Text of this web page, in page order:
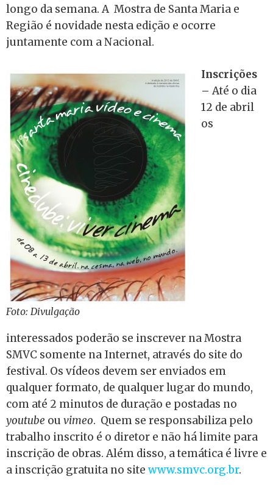
longo da semana. A Mostra de Santa Maria e
Região é novidade nesta edição e ocorre
juntamente com a Nacional.
Foto: Divulgação
Inscrições
– Até o dia
12 de abril
os
interessados poderão se inscrever na Mostra
SMVC somente na Internet, através do site do
festival. Os vídeos devem ser enviados em
qualquer formato, de qualquer lugar do mundo,
com até 2 minutos de duração e postadas no
youtube ou vimeo. Quem se responsabiliza pelo
trabalho inscrito é o diretor e não há limite para
inscrição de obras. Além disso, a temática é livre e
a inscrição gratuita no site www.smvc.org.br.